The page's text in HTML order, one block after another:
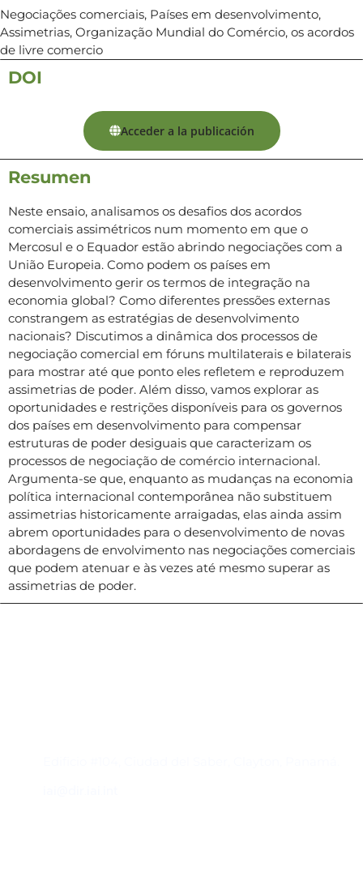
Negociações comerciais, Países em desenvolvimento,
Assimetrias, Organização Mundial do Comércio, os acordos
de livre comercio
DOI
Acceder a la publicación
Resumen
Neste ensaio, analisamos os desafios dos acordos
comerciais assimétricos num momento em que o
Mercosul e o Equador estão abrindo negociações com a
União Europeia. Como podem os países em
desenvolvimento gerir os termos de integração na
economia global? Como diferentes pressões externas
constrangem as estratégias de desenvolvimento
nacionais? Discutimos a dinâmica dos processos de
negociação comercial em fóruns multilaterais e bilaterais
para mostrar até que ponto eles refletem e reproduzem
assimetrias de poder. Além disso, vamos explorar as
oportunidades e restrições disponíveis para os governos
dos países em desenvolvimento para compensar
estruturas de poder desiguais que caracterizam os
processos de negociação de comércio internacional.
Argumenta-se que, enquanto as mudanças na economia
política internacional contemporânea não substituem
assimetrias historicamente arraigadas, elas ainda assim
abrem oportunidades para o desenvolvimento de novas
abordagens de envolvimento nas negociações comerciais
que podem atenuar e às vezes até mesmo superar as
assimetrias de poder.